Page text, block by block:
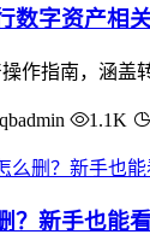
数字资产相
作指南，涵盖
qbadmin 1.1K
？新手也能